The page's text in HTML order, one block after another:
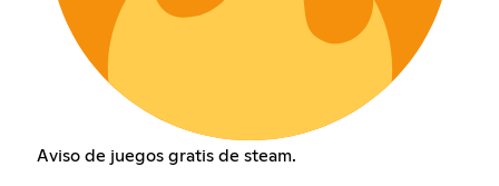
Aviso de juegos gratis de steam.